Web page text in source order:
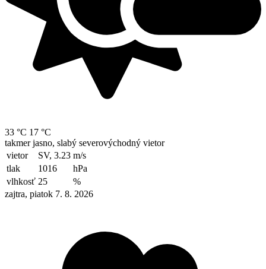
33 °C 17 °C
takmer jasno, slabý severovýchodný vietor
vietor
SV, 3.23 m/s
tlak
1016
hPa
vlhkosť 25
%
zajtra, piatok 7. 8. 2026